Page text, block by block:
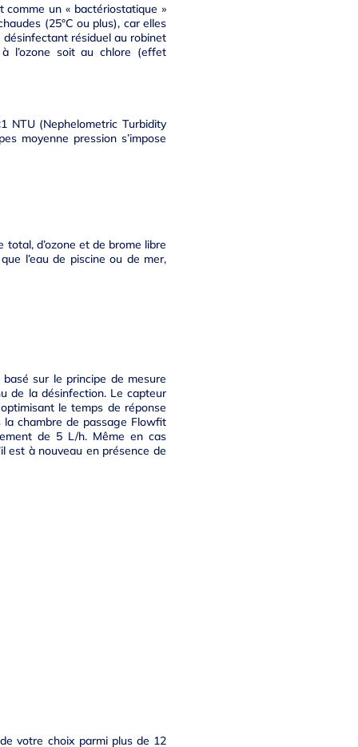
un « bactériostatique »
(25°C ou plus), car elles
résiduel au robinet
l’ozone soit au chlore (effet
NTU (Nephelometric Turbidity
moyenne pression s’impose
d’ozone et de brome libre
l’eau de piscine ou de mer,
sur le principe de mesure
de la désinfection. Le capteur
le temps de réponse
la chambre de passage Flowfit
de 5 L/h. Même en cas
est à nouveau en présence de
votre choix parmi plus de 12